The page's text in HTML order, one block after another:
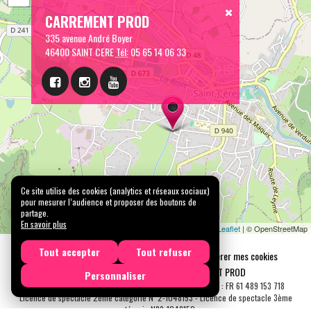
CARREMENT PROD
335 avenue André Boyer
46400 SAINT CERETél:05 65 14 06 33
Leaflet | © OpenStreetMap
Mentions légales Confidentialité
Gérer mes cookies
Tous droits réservés © 2026 |
CARREMENT PROD
N° SIRET : 489 153 718 00031 - APE : 9001 Z - N° TVA Int. : FR 61 489 153 718
Licence de spectacle 2ème catégorie N°2-1048153 - Licence de spectacle 3ème
Ce site utilise des cookies (analytics et réseaux sociaux)
pour mesurer l’audience et proposer des boutons de
partage.
En savoir plus
Tout accepter
Tout refuser
Personnaliser